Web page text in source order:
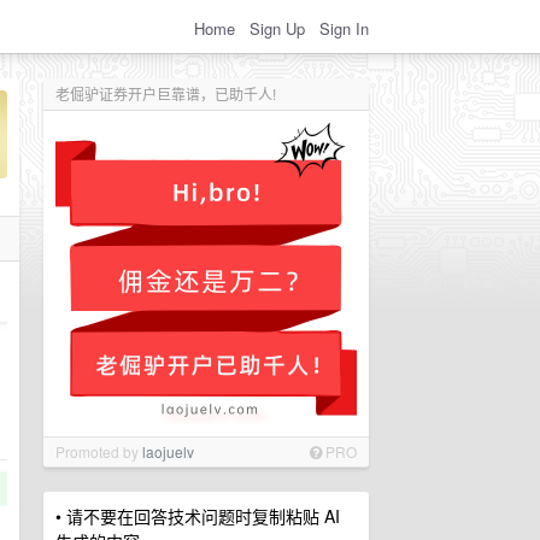
Home Sign Up Sign In
老倔驴证券开户巨靠谱，已助千人!
Promoted bylaojuelv PRO
• 请不要在回答技术问题时复制粘贴 AI